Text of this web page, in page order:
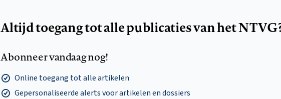
Altijd toegang tot alle publicaties van het
Abonneer vandaag nog!
Online toegang tot alle artikelen
Gepersonaliseerde alerts voor artikelen en dossiers